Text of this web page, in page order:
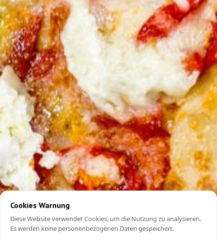
Cookies Warnung
Diese Website verwendet Cookies, um die Nutzung zu analysieren.
Es werden keine personenbezogenen Daten gespeichert.